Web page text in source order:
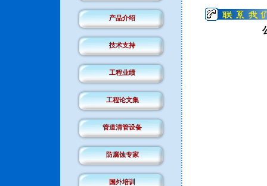
产品介绍
技术支持
工程业绩
工程论文集
管道清管设备
防腐蚀专家
国外培训